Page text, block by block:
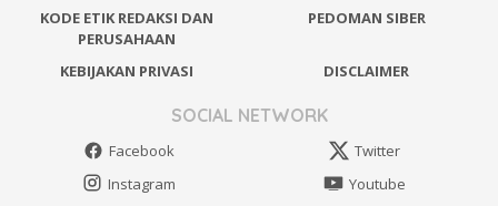
KODE ETIK REDAKSI DAN
PERUSAHAAN
PEDOMAN SIBER
KEBIJAKAN PRIVASI DISCLAIMER
SOCIAL NETWORK
Facebook
Twitter
Instagram
Youtube